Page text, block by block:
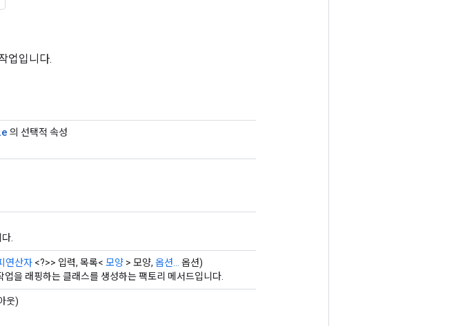
업입니다.
의 선택적 속성
.
연산자 <?>> 입력, 목록< 모양 > 모양, 옵션...
옵션)
을 래핑하는 클래스를 생성하는 팩토리 메서드입니다.
웃)